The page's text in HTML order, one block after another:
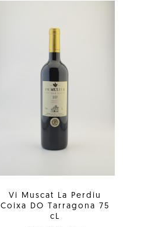
Vi Muscat La Perdiu
Coixa DO Tarragona 75
cL